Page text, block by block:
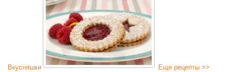
Вкусняшки Еще рецепты >>